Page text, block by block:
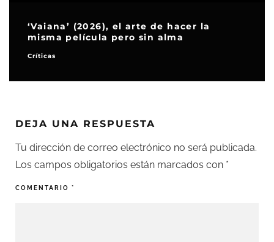
‘Vaiana’ (2026), el arte de hacer la
misma película pero sin alma
Críticas
DEJA UNA RESPUESTA
Tu dirección de correo electrónico no será publicada.
Los campos obligatorios están marcados con *
COMENTARIO *